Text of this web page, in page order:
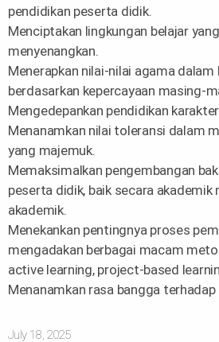
pendidikan peserta didik.
Menciptakan lingkungan belajar
menyenangkan.
Menerapkan nilai-nilai agama dalam
berdasarkan kepercayaan masing-
Mengedepankan pendidikan
Menanamkan nilai toleransi dalam
yang majemuk.
Memaksimalkan pengembangan
peserta didik, baik secara akademik
akademik.
Menekankan pentingnya proses
mengadakan berbagai macam
active learning, project-based
Menanamkan rasa bangga
July 18, 2025